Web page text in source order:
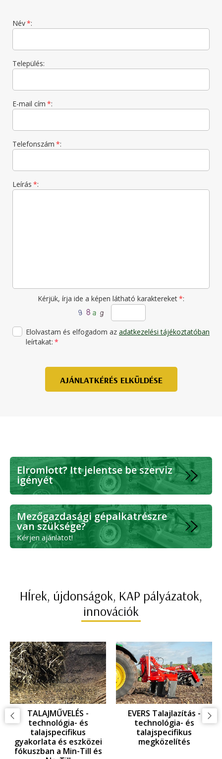
Név*:
Település:
E-mail cím *:
Telefonszám *:
Leírás *:
Kérjük, írja ide a képen látható karaktereket*:
Elolvastam és elfogadom az adatkezelési tájékoztatóban
leírtakat: *
AJÁNLATKÉRÉS ELKÜLDÉSE
Elromlott? Itt jelentse be szerviz
igényét
Mezőgazdasági gépalkatrészre
van szüksége?
Kérjen ajánlatot!
HÍrek, újdonságok, KAP pályázatok,
innovációk
GYOMKEZELÉS -
KAPÁLÁS: technológia-
és talajspecifikus
gyakorlata és eszközei
az EINBÖCK innováció
GYOMKEZELÉS -
GYOMFÉSÜLÉS:
technológia- és
talajspecifikus